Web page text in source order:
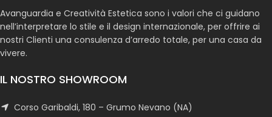
Avanguardia e Creatività Estetica sono i valori che ci guidano
nell’interpretare lo stile e il design internazionale, per offrire ai
nostri Clienti una consulenza d’arredo totale, per una casa da
vivere.
IL NOSTRO SHOWROOM
Corso Garibaldi, 180 – Grumo Nevano (NA)